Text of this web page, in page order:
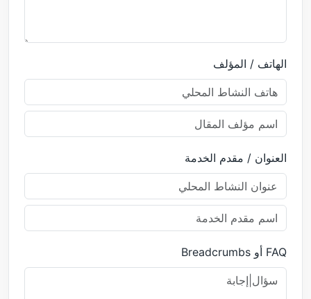
الهاتف / المؤلف
العنوان / مقدم الخدمة
FAQ أو Breadcrumbs